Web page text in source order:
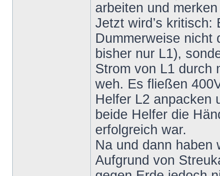
arbeiten und
Jetzt wird’s
Dummerweise nicht
bisher nur L1),
Strom von L1 durch
weh. Es fließen
Helfer L2 anpacken
beide Helfer die
erfolgreich war.
Na und dann haben
Aufgrund von